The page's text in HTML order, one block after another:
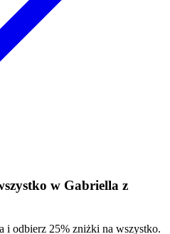
w Gabriella z
i odbierz 25% zniżki na wszystko.